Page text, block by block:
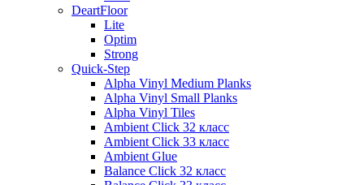
DeartFloor
Lite
Optim
Strong
Quick-Step
Alpha Vinyl Medium Planks
Alpha Vinyl Small Planks
Alpha Vinyl Tiles
Ambient Click 32 класс
Ambient Click 33 класс
Ambient Glue
Balance Click 32 класс